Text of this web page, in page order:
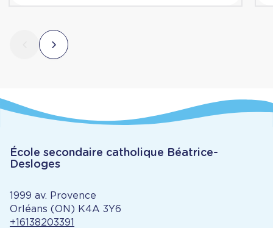
École secondaire catholique Béatrice-
Desloges
1999 av. Provence
Orléans (ON) K4A 3Y6
+16138203391